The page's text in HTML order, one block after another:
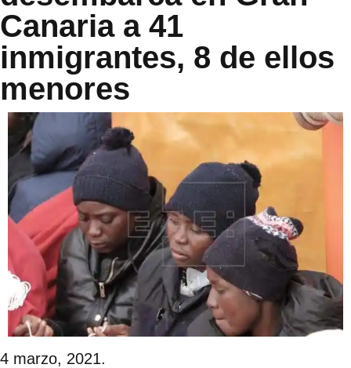
Canaria a 41
inmigrantes, 8 de ellos
menores
4 marzo, 2021.